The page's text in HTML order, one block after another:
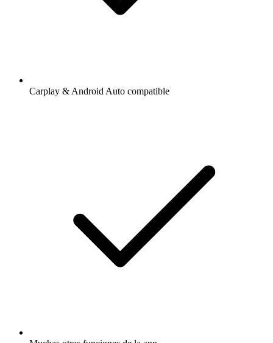
Carplay & Android Auto compatible